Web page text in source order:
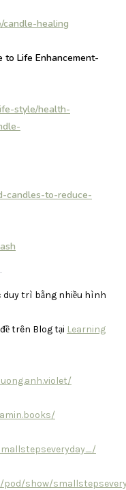
candle-healing
to Life Enhancement-
style/health-
candles-to-reduce-
duy trì bằng nhiều hình
trên Blog tại Learning
show/